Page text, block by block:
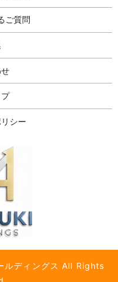
ご質問
シー
ディングス All Rights